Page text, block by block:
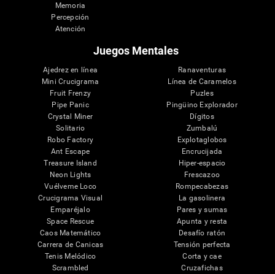
Memoria
Percepción
Atención
Juegos Mentales
Ajedrez en línea
Mini Crucigrama
Fruit Frenzy
Pipe Panic
Crystal Miner
Solitario
Robo Factory
Ant Escape
Treasure Island
Neon Lights
Vuélveme Loco
Crucigrama Visual
Emparéjalo
Space Rescue
Caos Matemático
Carrera de Canicas
Tenis Melódico
Scrambled
Ranaventuras
Línea de Caramelos
Puzles
Pingüino Explorador
Dígitos
Zumbalú
Explotaglobos
Encrucijada
Hiper-espacio
Frescazoo
Rompecabezas
La gasolinera
Pares y sumas
Apunta y resta
Desafío ratón
Tensión perfecta
Corta y cae
Cruzafichas